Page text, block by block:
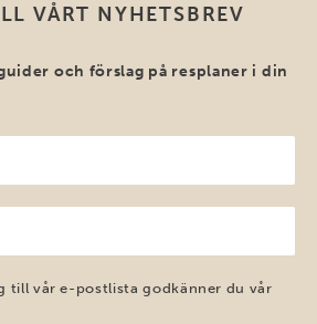
VÅRT NYHETSBREV
och förslag på resplaner i din
till vår e-postlista godkänner du vår